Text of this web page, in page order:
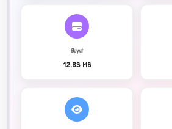
Boyut
12.83 MB